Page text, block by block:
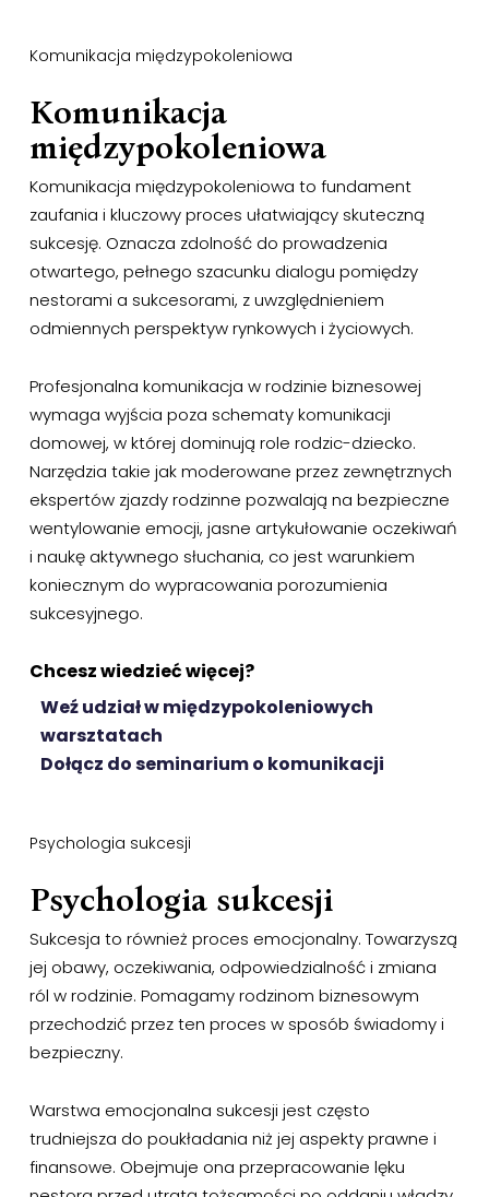
Komunikacja międzypokoleniowa
Komunikacja
międzypokoleniowa
Komunikacja międzypokoleniowa to fundament
zaufania i kluczowy proces ułatwiający skuteczną
sukcesję. Oznacza zdolność do prowadzenia
otwartego, pełnego szacunku dialogu pomiędzy
nestorami a sukcesorami, z uwzględnieniem
odmiennych perspektyw rynkowych i życiowych.
Profesjonalna komunikacja w rodzinie biznesowej
wymaga wyjścia poza schematy komunikacji
domowej, w której dominują role rodzic-dziecko.
Narzędzia takie jak moderowane przez zewnętrznych
ekspertów zjazdy rodzinne pozwalają na bezpieczne
wentylowanie emocji, jasne artykułowanie oczekiwań
i naukę aktywnego słuchania, co jest warunkiem
koniecznym do wypracowania porozumienia
sukcesyjnego.
Chcesz wiedzieć więcej?
Weź udział w międzypokoleniowych
warsztatach
Dołącz do seminarium o komunikacji
Psychologia sukcesji
Psychologia sukcesji
Sukcesja to również proces emocjonalny. Towarzyszą
jej obawy, oczekiwania, odpowiedzialność i zmiana
ról w rodzinie. Pomagamy rodzinom biznesowym
przechodzić przez ten proces w sposób świadomy i
bezpieczny.
Warstwa emocjonalna sukcesji jest często
trudniejsza do poukładania niż jej aspekty prawne i
finansowe. Obejmuje ona przepracowanie lęku